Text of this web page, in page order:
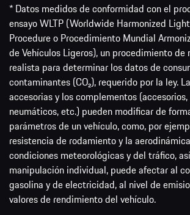
* Datos medidos de conformidad con el
ensayo WLTP (Worldwide Harmonized
Procedure o Procedimiento Mundial
de Vehículos Ligeros), un procedimiento de
realista para determinar los datos de
contaminantes (CO₂), requerido por la ley.
accesorias y los complementos
neumáticos, etc.) pueden modificar de
parámetros de un vehículo, como, por
resistencia de rodamiento y la
condiciones meteorológicas y del tráfico,
manipulación individual, puede afectar al
gasolina y de electricidad, al nivel de
valores de rendimiento del vehículo.